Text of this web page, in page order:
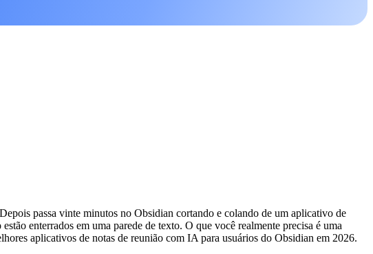
passa vinte minutos no Obsidian cortando e colando de um aplicativo de
enterrados em uma parede de texto. O que você realmente precisa é uma
aplicativos de notas de reunião com IA para usuários do Obsidian em 2026.